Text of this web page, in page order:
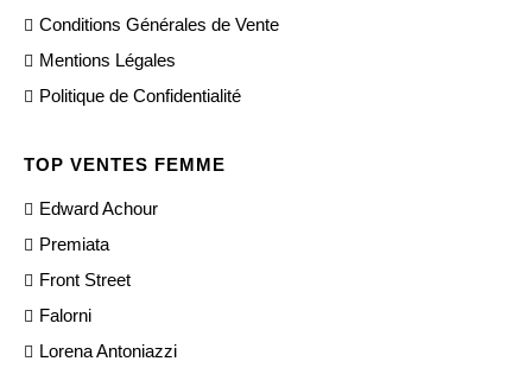
Conditions Générales de Vente
Mentions Légales
Politique de Confidentialité
TOP VENTES FEMME
Edward Achour
Premiata
Front Street
Falorni
Lorena Antoniazzi